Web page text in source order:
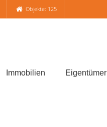
Objekte: 125
Immobilien Eigentümer